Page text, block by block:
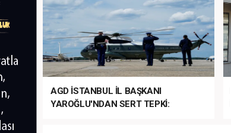
AGD İSTANBUL İL BAŞKANI
YAROĞLU'NDAN SERT TEPKİ: